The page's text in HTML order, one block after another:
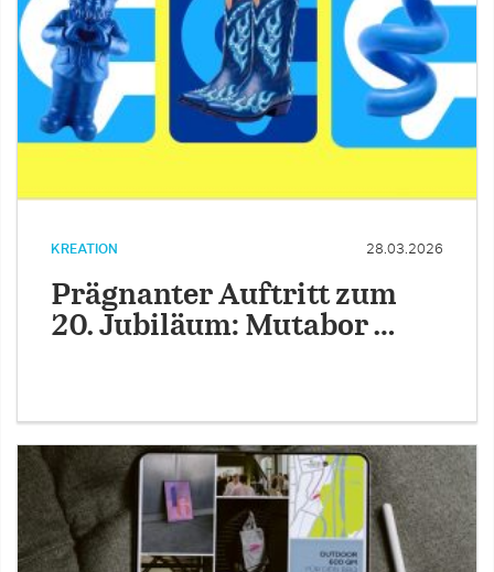
KREATION 28.03.2026
Prägnanter Auftritt zum
20. Jubiläum: Mutabor …